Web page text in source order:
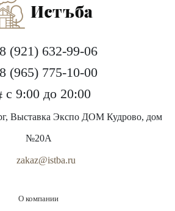
8 (921) 632-99-06
8 (965) 775-10-00
с 9:00 до 20:00
Выставка Экспо ДОМ Кудрово, дом
№20А
zakaz@istba.ru
О компании